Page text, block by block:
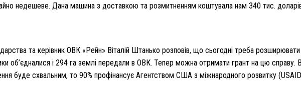
недешеве. Дана машина з доставкою та розмитненням коштувала нам 340 тис.
та керівник ОВК «Рейн» Віталій Штанько розповів, що сьогодні треба
об’єдналися і 294 га землі передали в ОВК. Тепер можна отримати грант на цю
буде схвальним, то 90% профінансує Агентством США з міжнародного розвитку